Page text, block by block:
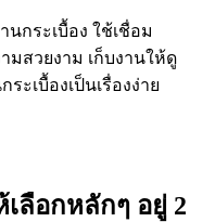
นกระเบื้อง ใช้เชื่อม
มสวยงาม เก็บงานให้ดู
ะเบื้องเป็นเรื่องง่าย
ลือกหลักๆ อยู่ 2